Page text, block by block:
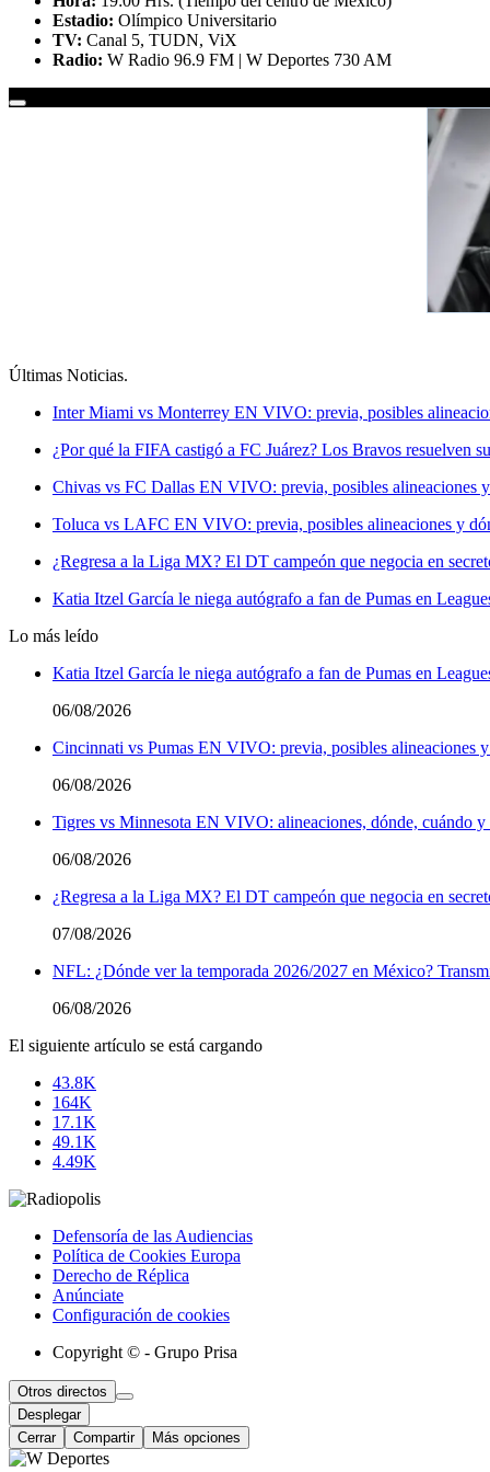
Estadio: Olímpico Universitario
TV: Canal 5, TUDN, ViX
Radio: W Radio 96.9 FM | W Deportes 730 AM
Últimas Noticias.
Inter Miami vs Monterrey EN VIVO: previa, posibles
¿Por qué la FIFA castigó a FC Juárez? Los Bravos resuelven
Chivas vs FC Dallas EN VIVO: previa, posibles alineaciones
Toluca vs LAFC EN VIVO: previa, posibles alineaciones y
¿Regresa a la Liga MX? El DT campeón que negocia en
Katia Itzel García le niega autógrafo a fan de Pumas en
Lo más leído
Katia Itzel García le niega autógrafo a fan de Pumas en
06/08/2026
Cincinnati vs Pumas EN VIVO: previa, posibles alineaciones
06/08/2026
Tigres vs Minnesota EN VIVO: alineaciones, dónde, cuándo
06/08/2026
¿Regresa a la Liga MX? El DT campeón que negocia en
07/08/2026
NFL: ¿Dónde ver la temporada 2026/2027 en México?
06/08/2026
El siguiente artículo se está cargando
43.8K
164K
17.1K
49.1K
4.49K
Defensoría de las Audiencias
Política de Cookies Europa
Derecho de Réplica
Anúnciate
Configuración de cookies
Copyright © - Grupo Prisa
Otros directos
Desplegar
Cerrar
Compartir Más opciones